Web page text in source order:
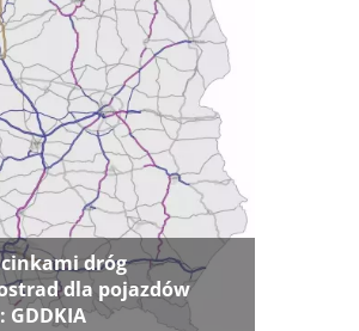
dróg
dla pojazdów
GDDKIA